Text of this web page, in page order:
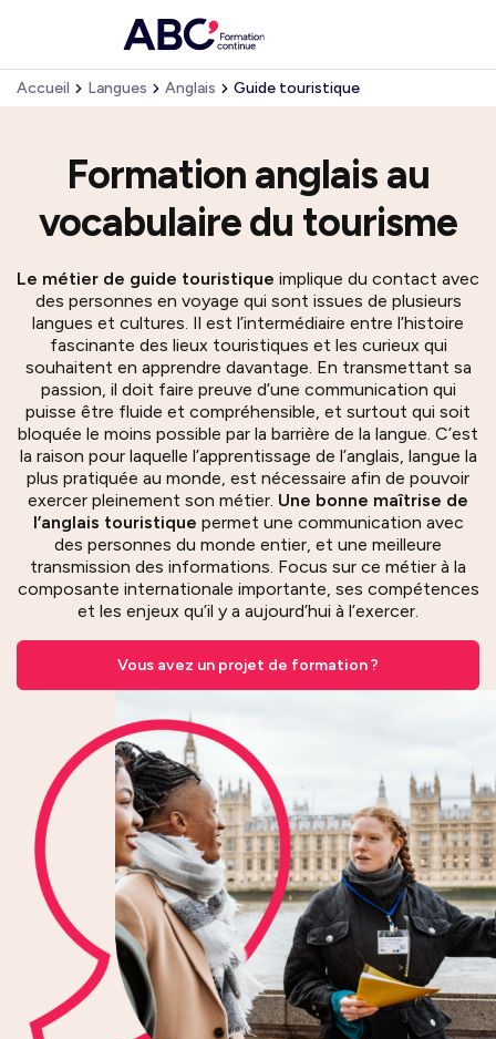
Accueil Langues Anglais Guide touristique
Formation anglais au
vocabulaire du tourisme
Le métier de guide touristique implique du contact avec
des personnes en voyage qui sont issues de plusieurs
langues et cultures. Il est l’intermédiaire entre l’histoire
fascinante des lieux touristiques et les curieux qui
souhaitent en apprendre davantage. En transmettant sa
passion, il doit faire preuve d’une communication qui
puisse être fluide et compréhensible, et surtout qui soit
bloquée le moins possible par la barrière de la langue. C’est
la raison pour laquelle l’apprentissage de l’anglais, langue la
plus pratiquée au monde, est nécessaire afin de pouvoir
exercer pleinement son métier. Une bonne maîtrise de
l’anglais touristique permet une communication avec
des personnes du monde entier, et une meilleure
transmission des informations. Focus sur ce métier à la
composante internationale importante, ses compétences
et les enjeux qu’il y a aujourd’hui à l’exercer.
Vous avez un projet de formation ?